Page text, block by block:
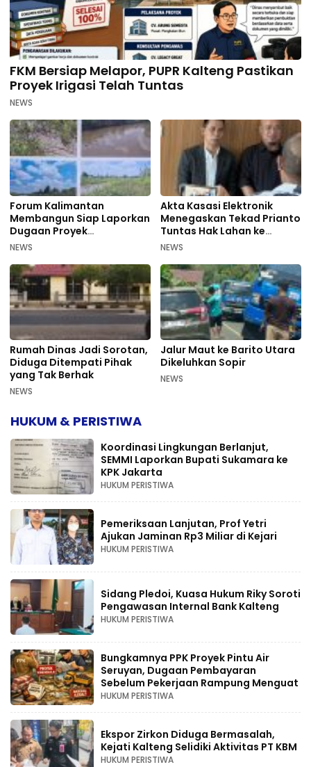
FKM Bersiap Melapor, PUPR Kalteng Pastikan
Proyek Irigasi Telah Tuntas
NEWS
Forum Kalimantan
Membangun Siap Laporkan
Dugaan Proyek
Bermasalah PUPR Kalteng
NEWS
Akta Kasasi Elektronik
Menegaskan Tekad Prianto
Tuntas Hak Lahan ke
Mahkamah Agung
NEWS
Rumah Dinas Jadi Sorotan,
Diduga Ditempati Pihak
yang Tak Berhak
NEWS
Jalur Maut ke Barito Utara
Dikeluhkan Sopir
NEWS
HUKUM & PERISTIWA
Koordinasi Lingkungan Berlanjut,
SEMMI Laporkan Bupati Sukamara ke
KPK Jakarta
HUKUM PERISTIWA
Pemeriksaan Lanjutan, Prof Yetri
Ajukan Jaminan Rp3 Miliar di Kejari
HUKUM PERISTIWA
Sidang Pledoi, Kuasa Hukum Riky Soroti
Pengawasan Internal Bank Kalteng
HUKUM PERISTIWA
Bungkamnya PPK Proyek Pintu Air
Seruyan, Dugaan Pembayaran
Sebelum Pekerjaan Rampung Menguat
HUKUM PERISTIWA
Ekspor Zirkon Diduga Bermasalah,
Kejati Kalteng Selidiki Aktivitas PT KBM
HUKUM PERISTIWA